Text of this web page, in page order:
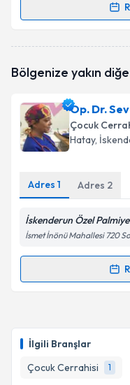
İlgili Branşlar
Çocuk Cerrahisi
1
Randevu
takvimi talebi
bilgilendireceğiz.
E-posta Adresiniz
Kişisel
Metni
kapsamda
Bölgenize yakın
Op. Dr.
Çocuk
Hatay,
Adres 1 Adres 2
İskenderun Özel
İsmet İnönü Mahallesi 720
Randevu
takvim
E-posta Adresiniz